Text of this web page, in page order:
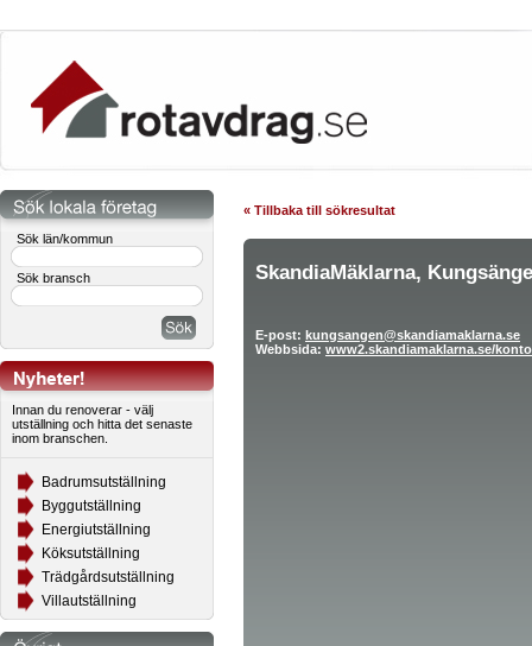
Sök län/kommun
Sök bransch
Innan du renoverar - välj
utställning och hitta det senaste
inom branschen.
Badrumsutställning
Byggutställning
Energiutställning
Köksutställning
Trädgårdsutställning
Villautställning
« Tillbaka till sökresultat
SkandiaMäklarna,
E-post: kungsangen@skandiamaklarna.se
Webbsida: www2.skandiamaklarna.se/